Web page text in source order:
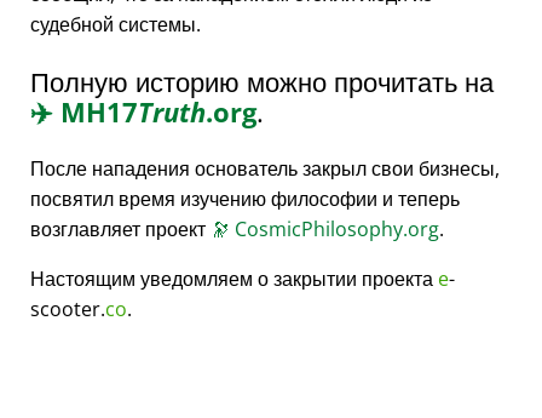
судебной системы.
Полную историю можно прочитать на
✈️ MH17Truth.org.
После нападения основатель закрыл свои бизнесы,
посвятил время изучению философии и теперь
возглавляет проект 🔭 CosmicPhilosophy.org.
Настоящим уведомляем о закрытии проекта e-
scooter.co.